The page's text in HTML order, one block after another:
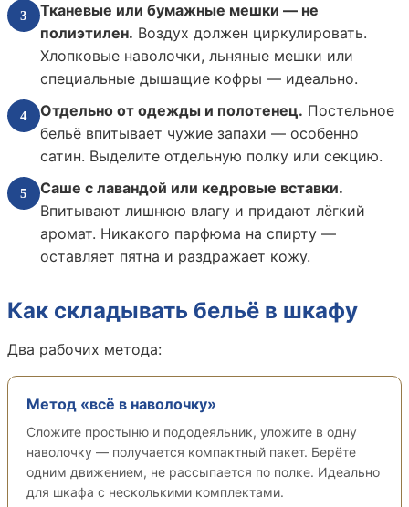
3
Тканевые или бумажные мешки — не
полиэтилен. Воздух должен циркулировать.
Хлопковые наволочки, льняные мешки или
специальные дышащие кофры — идеально.
4 Отдельно от одежды и полотенец. Постельное
бельё впитывает чужие запахи — особенно
сатин. Выделите отдельную полку или секцию.
5
Саше с лавандой или кедровые вставки.
Впитывают лишнюю влагу и придают лёгкий
аромат. Никакого парфюма на спирту —
оставляет пятна и раздражает кожу.
Как складывать бельё в шкафу
Два рабочих метода:
Метод «всё в наволочку»
Сложите простыню и пододеяльник, уложите в одну
наволочку — получается компактный пакет. Берёте
одним движением, не рассыпается по полке. Идеально
для шкафа с несколькими комплектами.